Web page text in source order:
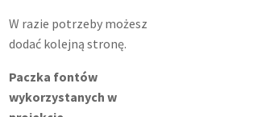
W razie potrzeby możesz
dodać kolejną stronę.
Paczka fontów
wykorzystanych w